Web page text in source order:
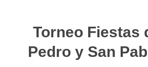
Torneo Fiestas
Pedro y San